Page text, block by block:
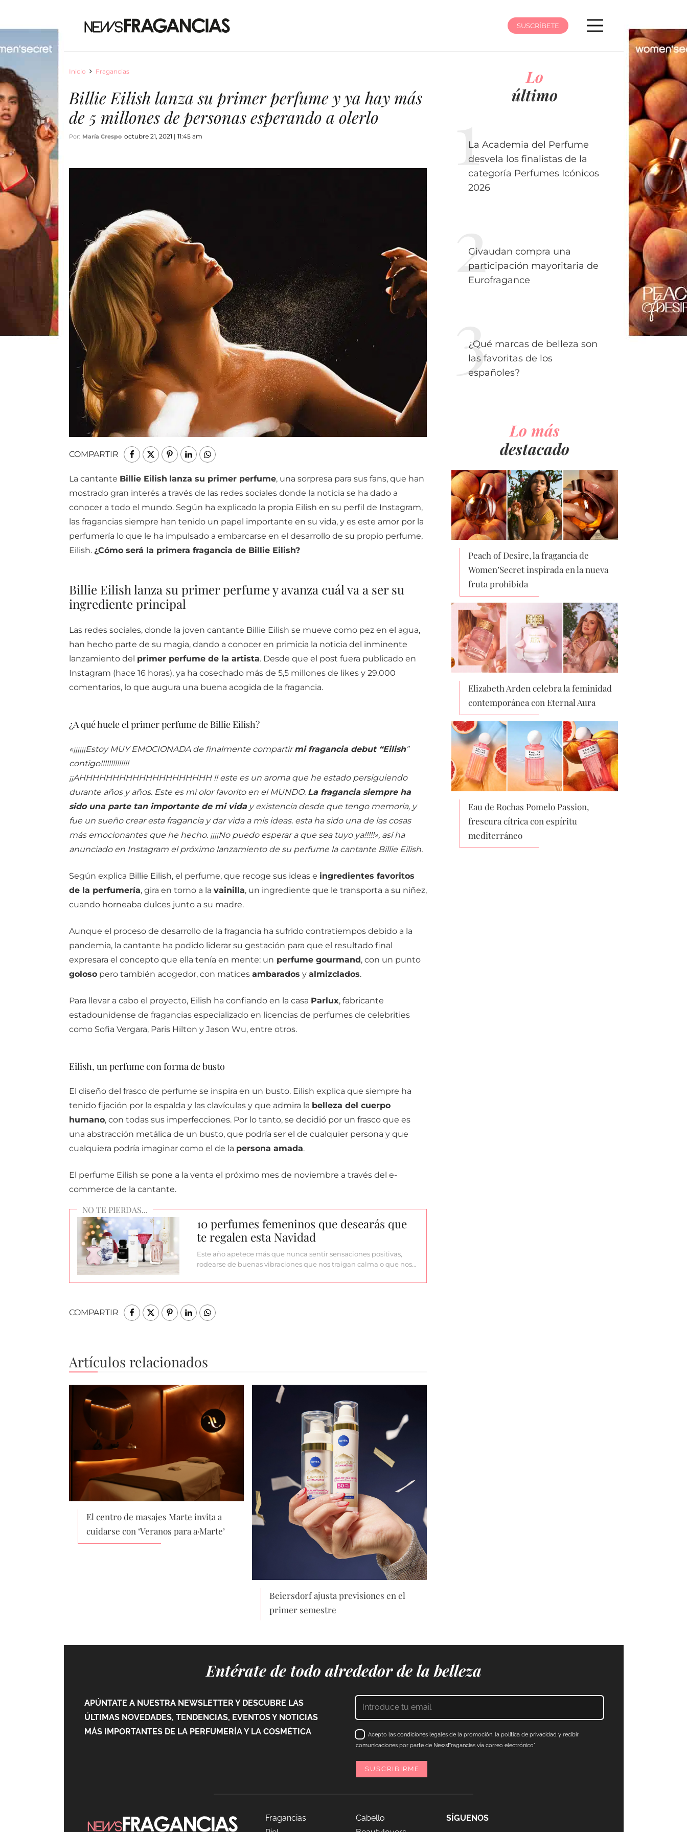
SUSCRÍBETE
Inicio Fragancias
Billie Eilish lanza su primer perfume y ya hay más
de 5 millones de personas esperando a olerlo
Por: María Crespo octubre 21, 2021 | 11:45 am
COMPARTIR
La cantante Billie Eilish lanza su primer perfume, una sorpresa para sus fans, que han
mostrado gran interés a través de las redes sociales donde la noticia se ha dado a
conocer a todo el mundo. Según ha explicado la propia Eilish en su perfil de Instagram,
las fragancias siempre han tenido un papel importante en su vida, y es este amor por la
perfumería lo que le ha impulsado a embarcarse en el desarrollo de su propio perfume,
Eilish. ¿Cómo será la primera fragancia de Billie Eilish?
Billie Eilish lanza su primer perfume y avanza cuál va a ser su
ingrediente principal
Las redes sociales, donde la joven cantante Billie Eilish se mueve como pez en el agua,
han hecho parte de su magia, dando a conocer en primicia la noticia del inminente
lanzamiento del primer perfume de la artista. Desde que el post fuera publicado en
Instagram (hace 16 horas), ya ha cosechado más de 5,5 millones de likes y 29.000
comentarios, lo que augura una buena acogida de la fragancia.
¿A qué huele el primer perfume de Billie Eilish?
«¡¡¡¡¡¡Estoy MUY EMOCIONADA de finalmente compartirmi fragancia debut “Eilish”
contigo!!!!!!!!!!!!!!
¡¡AHHHHHHHHHHHHHHHHHHHH !! este es un aroma que he estado persiguiendo
durante años y años. Este es mi olor favorito en el MUNDO. La fragancia siempre ha
sido una parte tan importante de mi viday existencia desde que tengo memoria, y
fue un sueño crear esta fragancia y dar vida a mis ideas. esta ha sido una de las cosas
más emocionantes que he hecho. ¡¡¡¡No puedo esperar a que sea tuyo ya!!!!!», así ha
anunciado en Instagram el próximo lanzamiento de su perfume la cantante Billie Eilish.
Según explica Billie Eilish, el perfume, que recoge sus ideas e ingredientes favoritos
de la perfumería, gira en torno a la vainilla, un ingrediente que le transporta a su niñez,
cuando horneaba dulces junto a su madre.
Aunque el proceso de desarrollo de la fragancia ha sufrido contratiempos debido a la
pandemia, la cantante ha podido liderar su gestación para que el resultado final
expresara el concepto que ella tenía en mente: un perfume gourmand, con un punto
golosopero también acogedor, con matices ambarados y almizclados.
Para llevar a cabo el proyecto, Eilish ha confiando en la casa Parlux, fabricante
estadounidense de fragancias especializado en licencias de perfumes de celebrities
como Sofia Vergara, Paris Hilton y Jason Wu, entre otros.
Eilish, un perfume con forma de busto
El diseño del frasco de perfume se inspira en un busto. Eilish explica que siempre ha
tenido fijación por la espalda y las clavículas y que admira la belleza del cuerpo
humano, con todas sus imperfecciones. Por lo tanto, se decidió por un frasco que es
una abstracción metálica de un busto, que podría ser el de cualquier persona y que
cualquiera podría imaginar como el de la persona amada.
El perfume Eilish se pone a la venta el próximo mes de noviembre a través del e-
commerce de la cantante.
10 perfumes femeninos que desearás que
te regalen esta Navidad
Este año apetece más que nunca sentir sensaciones positivas,
rodearse de buenas vibraciones que nos traigan calma o que nos…
COMPARTIR
Artículos relacionados
El centro de masajes Marte invita a
cuidarse con ‘Veranos para a·Marte’
Beiersdorf ajusta previsiones en el
primer semestre
Lo
último
La Academia del Perfume
desvela los finalistas de la
categoría Perfumes Icónicos
2026
Givaudan compra una
participación mayoritaria de
Eurofragance
¿Qué marcas de belleza son
las favoritas de los
españoles?
Lo más
destacado
Peach of Desire, la fragancia de
Women’Secret inspirada en la nueva
fruta prohibida
Elizabeth Arden celebra la feminidad
contemporánea con Eternal Aura
Eau de Rochas Pomelo Passion,
frescura cítrica con espíritu
mediterráneo
Entérate de todo alrededor de la belleza
APÚNTATE A NUESTRA NEWSLETTER Y DESCUBRE LAS
ÚLTIMAS NOVEDADES, TENDENCIAS, EVENTOS Y NOTICIAS
MÁS IMPORTANTES DE LA PERFUMERÍA Y LA COSMÉTICA
Acepto las condiciones legales de la promoción, la política de privacidad y recibir
comunicaciones por parte de NewsFragancias vía correo electrónico*
Fragancias
Cabello
SÍGUENOS